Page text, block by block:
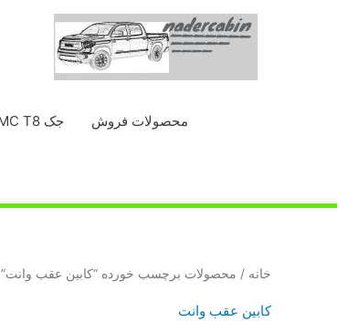
محصولات فروش جک KMC T8
خانه / محصولات برچسب خورده “كابين عقب وانت”
كابين عقب وانت